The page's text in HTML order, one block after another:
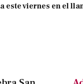
este viernes en el